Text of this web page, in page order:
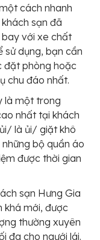
cách nhanh
sạn đã
với xe chất
sử dụng, bạn cần
đặt phòng hoặc
chu đáo nhất.
là một trong
nhất tại khách
là ủi/ giặt khô
bộ quần áo
được thời gian
sạn Hưng Gia
khá mới, được
thường xuyên
đa cho ngưới lái.